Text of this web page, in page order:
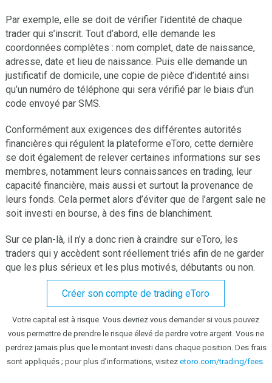
Par exemple, elle se doit de vérifier l’identité de chaque
trader qui s’inscrit. Tout d’abord, elle demande les
coordonnées complètes : nom complet, date de naissance,
adresse, date et lieu de naissance. Puis elle demande un
justificatif de domicile, une copie de pièce d’identité ainsi
qu’un numéro de téléphone qui sera vérifié par le biais d’un
code envoyé par SMS.
Conformément aux exigences des différentes autorités
financières qui régulent la plateforme eToro, cette dernière
se doit également de relever certaines informations sur ses
membres, notamment leurs connaissances en trading, leur
capacité financière, mais aussi et surtout la provenance de
leurs fonds. Cela permet alors d’éviter que de l’argent sale ne
soit investi en bourse, à des fins de blanchiment.
Sur ce plan-là, il n’y a donc rien à craindre sur eToro, les
traders qui y accèdent sont réellement triés afin de ne garder
que les plus sérieux et les plus motivés, débutants ou non.
Créer son compte de trading eToro
Votre capital est à risque. Vous devriez vous demander si vous pouvez
vous permettre de prendre le risque élevé de perdre votre argent. Vous ne
perdrez jamais plus que le montant investi dans chaque position. Des frais
sont appliqués ; pour plus d’informations, visitezetoro.com/trading/fees